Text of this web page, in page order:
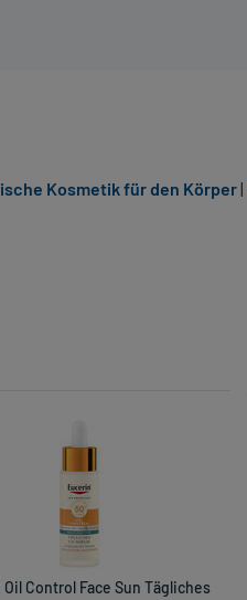
Control Face Sun Tägliches
Kosmetik für den Körper|